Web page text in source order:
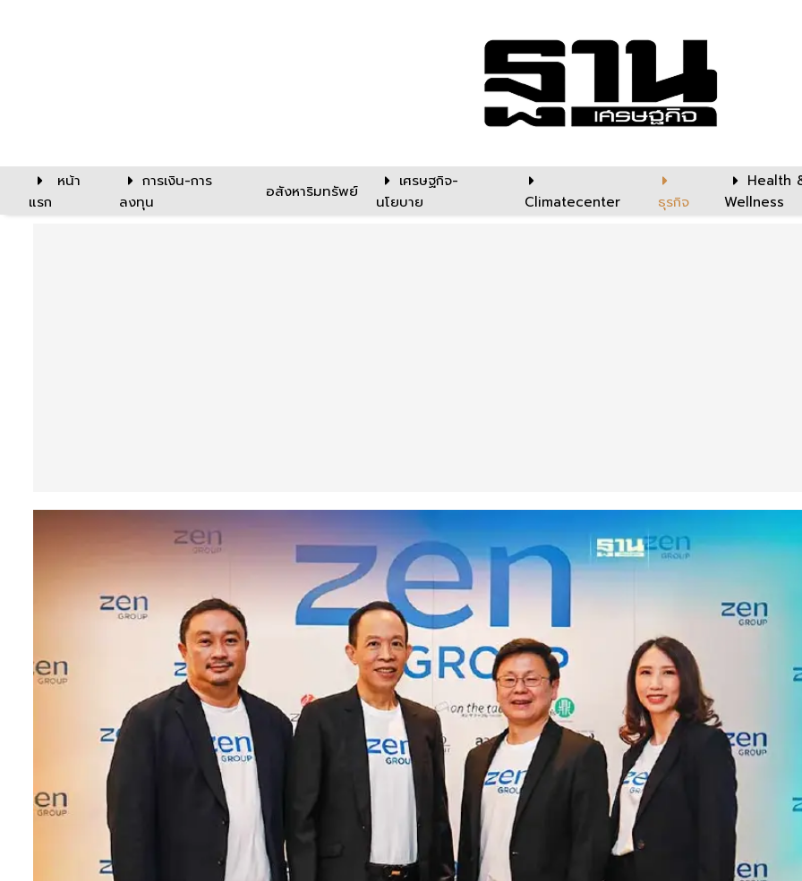
หน้า
แรก
การเงิน-การ
ลงทุน
อสังหาริมทรัพย์
เศรษฐกิจ-
นโยบาย
Climatecenter ธุรกิจ
Health
Wellness